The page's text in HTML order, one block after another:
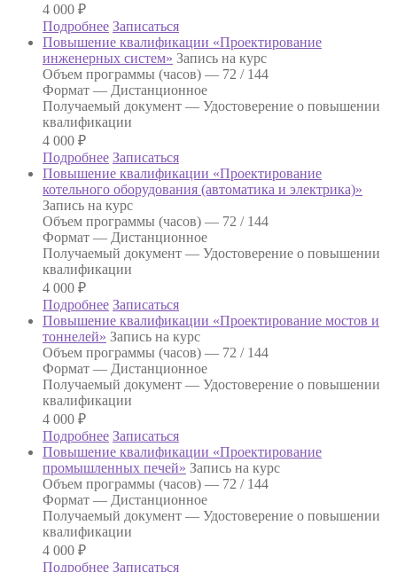
4 000 ₽
Подробнее Записаться
Повышение квалификации «Проектирование
инженерных систем» Запись на курс
Объем программы (часов) — 72 / 144
Формат — Дистанционное
Получаемый документ — Удостоверение о повышении
квалификации
4 000 ₽
Подробнее Записаться
Повышение квалификации «Проектирование
котельного оборудования (автоматика и электрика)»
Запись на курс
Объем программы (часов) — 72 / 144
Формат — Дистанционное
Получаемый документ — Удостоверение о повышении
квалификации
4 000 ₽
Подробнее Записаться
Повышение квалификации «Проектирование мостов и
тоннелей» Запись на курс
Объем программы (часов) — 72 / 144
Формат — Дистанционное
Получаемый документ — Удостоверение о повышении
квалификации
4 000 ₽
Подробнее Записаться
Повышение квалификации «Проектирование
промышленных печей» Запись на курс
Объем программы (часов) — 72 / 144
Формат — Дистанционное
Получаемый документ — Удостоверение о повышении
квалификации
4 000 ₽
Подробнее Записаться